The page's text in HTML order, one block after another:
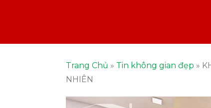
Trang Chủ » Tin không gian đẹp »
NHIÊN